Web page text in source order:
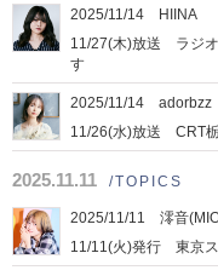
2025/11/14 HIINA
11/27(木)放送 ラジオ
す
2025/11/14
11/26(水)放送 CRT
2025.11.11 /TOPICS
2025/11/11 澪音
11/11(火)発行 東京ス